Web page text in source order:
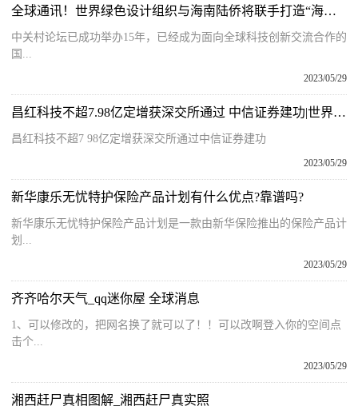
全球通讯！世界绿色设计组织与海南陆侨将联手打造“海南世界绿色设计公园”|2023中关村论坛
中关村论坛已成功举办15年，已经成为面向全球科技创新交流合作的
国...
2023/05/29
昌红科技不超7.98亿定增获深交所通过 中信证券建功|世界热消息
昌红科技不超7 98亿定增获深交所通过中信证券建功
2023/05/29
新华康乐无忧特护保险产品计划有什么优点?靠谱吗?
新华康乐无忧特护保险产品计划是一款由新华保险推出的保险产品计
划...
2023/05/29
齐齐哈尔天气_qq迷你屋 全球消息
1、可以修改的，把网名换了就可以了！！可以改啊登入你的空间点
击个...
2023/05/29
湘西赶尸真相图解_湘西赶尸真实照